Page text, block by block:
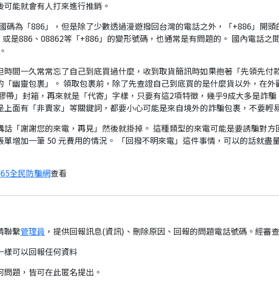
能就會有人打來進行推銷。
碼為「886」，但是除了少數透過漫遊撥回台灣的電話之外，「+886」開
是886、08862等「+886」的變形號碼，也通常是有問題的。 國內電話之
間一久常常忘了自己到底買過什麼，收到取貨簡訊時如果抱著「先領先付
幽靈包裹」。 領取包裹前，除了先查證自己到底買的是什麼貨以外，在
」封箱，再來就是「代寄」字樣，只要有這2項特徵，幾乎9成大多是詐騙
面有「非賣家」等關鍵詞，都要小心可能是來自境外的詐騙包裹，不要輕
話「謝謝您的來電，再見」然後就掛掉。 這種類型的來電可能是要誘騙對
增加一筆 50 元費用的情況。 「回撥不明來電」這件事情，可以的話就盡
全民防騙網查看
聯繫管理員 ，提供回報訊息(資訊)、刪除原因、回報的問題電話號碼。經審
可以回報任何資料
題，皆可在此匿名提出。